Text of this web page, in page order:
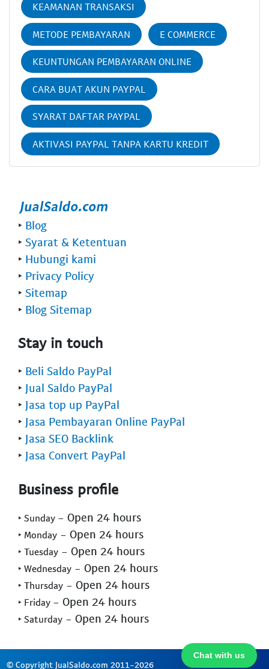
KEAMANAN TRANSAKSI
METODE PEMBAYARAN E COMMERCE
KEUNTUNGAN PEMBAYARAN ONLINE
CARA BUAT AKUN PAYPAL
SYARAT DAFTAR PAYPAL
AKTIVASI PAYPAL TANPA KARTU KREDIT
Chat with us
‣ Blog
‣ Syarat & Ketentuan
‣ Hubungi kami
‣ Privacy Policy
‣ Sitemap
‣ Blog Sitemap
Stay in touch
‣ Beli Saldo PayPal
‣ Jual Saldo PayPal
‣ Jasa top up PayPal
‣ Jasa Pembayaran Online PayPal
‣ Jasa SEO Backlink
‣ Jasa Convert PayPal
Business profile
‣ Sunday - Open 24 hours
‣ Monday - Open 24 hours
‣ Tuesday - Open 24 hours
‣ Wednesday - Open 24 hours
‣ Thursday - Open 24 hours
‣ Friday - Open 24 hours
‣ Saturday - Open 24 hours
© Copyright JualSaldo.com 2011-2026